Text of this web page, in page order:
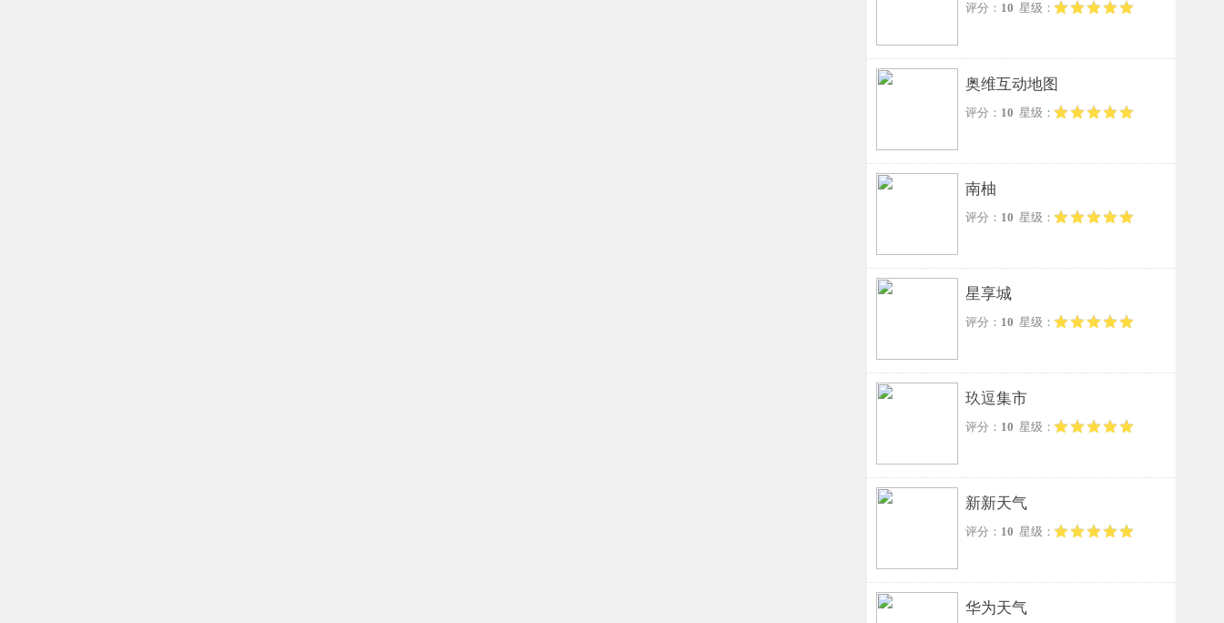
评分： 10 星级：
奥维互动地图
评分： 10 星级：
南柚
评分： 10 星级：
星享城
评分： 10 星级：
玖逗集市
评分： 10 星级：
新新天气
评分： 10 星级：
华为天气